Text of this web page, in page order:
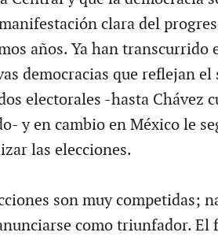
clara del
años. Ya han transcurrido
democracias que reflejan
electorales -hasta Chávez
y en cambio en México le
las elecciones.
son muy competidas;
como triunfador. El